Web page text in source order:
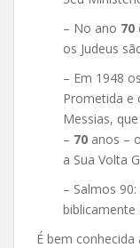
– No ano 70
os Judeus
– Em 1948
Prometida e
Messias,
– 70 anos –
a Sua Volta
– Salmos
biblicamente
É bem conhecida